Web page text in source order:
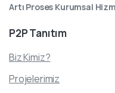
Artı Proses Kurumsal
P2PTanıtım
Biz Kimiz?
Projelerimiz